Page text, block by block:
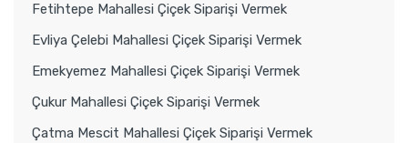
Fetihtepe Mahallesi Çiçek Siparişi Vermek
Evliya Çelebi Mahallesi Çiçek Siparişi Vermek
Emekyemez Mahallesi Çiçek Siparişi Vermek
Çukur Mahallesi Çiçek Siparişi Vermek
Çatma Mescit Mahallesi Çiçek Siparişi Vermek